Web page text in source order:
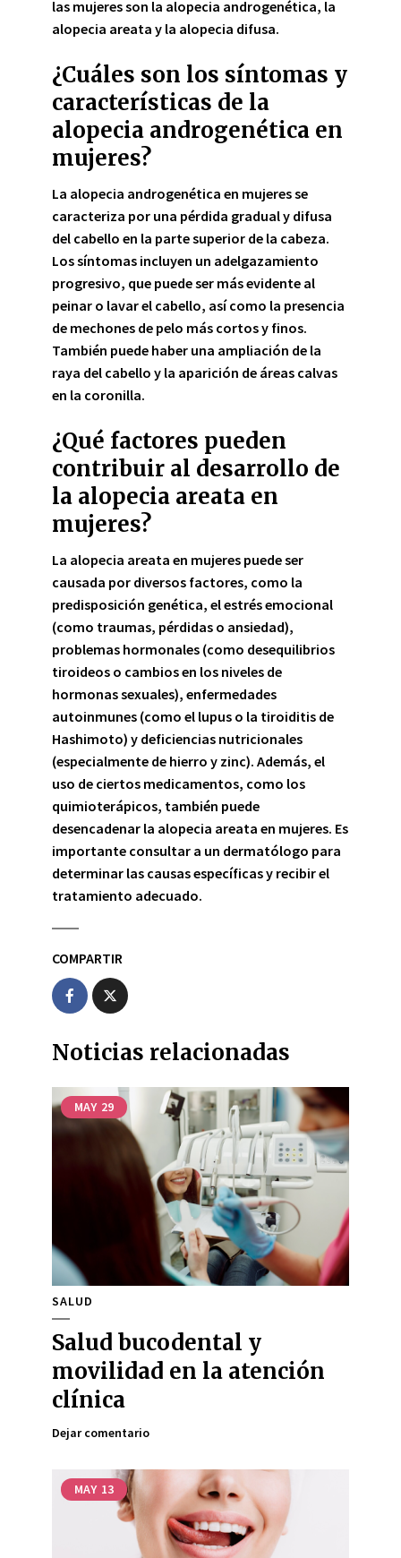
las mujeres son la alopecia androgenética, la
alopecia areata y la alopecia difusa.
¿Cuáles son los síntomas y
características de la
alopecia androgenética en
mujeres?
La alopecia androgenética en mujeresse
caracteriza por una pérdida gradual y difusa
del cabello en la parte superior de la cabeza.
Los síntomas incluyen un adelgazamiento
progresivo, que puede ser más evidente al
peinar o lavar el cabello, así como la presencia
de mechones de pelo más cortos y finos.
También puede haber una ampliación de la
raya del cabello y la aparición de áreas calvas
en la coronilla.
¿Qué factores pueden
contribuir al desarrollo de
la alopecia areata en
mujeres?
La alopecia areata en mujeres puede ser
causada por diversos factores, como la
predisposición genética, elestrés emocional
(como traumas, pérdidas o ansiedad),
problemas hormonales (como desequilibrios
tiroideos o cambios en los niveles de
hormonas sexuales), enfermedades
autoinmunes (como el lupus o la tiroiditis de
Hashimoto) y deficiencias nutricionales
(especialmente de hierro y zinc). Además, el
uso de ciertos medicamentos, como los
quimioterápicos, también puede
desencadenar la alopecia areata en mujeres. Es
importante consultar a un dermatólogo para
determinar las causas específicas y recibir el
tratamiento adecuado.
COMPARTIR
Noticias relacionadas
MAY 29
SALUD
Salud bucodental y
movilidad en la atención
clínica
Dejar comentario
MAY 13